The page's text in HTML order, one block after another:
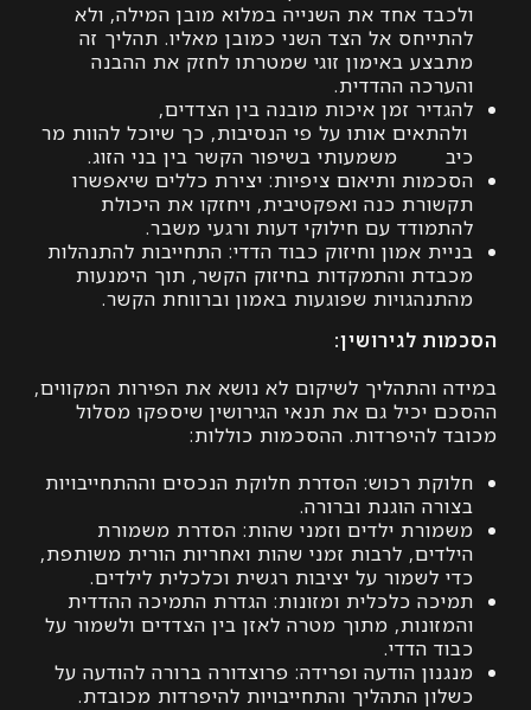
אחד את השנייה במלוא מובן המילה, ולא
אל הצד השני כמובן מאליו. תהליך זה
באימון זוגי שמטרתו לחזק את ההבנה
ההדדית.
זמן איכות מובנה בין הצדדים,
אותו על פי הנסיבות, כך שיוכל להוות מר
משמעותי בשיפור הקשר בין בני הזוג.
ותיאום ציפיות: יצירת כללים שיאפשרו
כנה ואפקטיבית, ויחזקו את היכולת
עם חילוקי דעות ורגעי משבר.
אמון וחיזוק כבוד הדדי: התחייבות להתנהלות
והתמקדות בחיזוק הקשר, תוך הימנעות
שפוגעות באמון וברווחת הקשר.
לגירושין:
והתהליך לשיקום לא נושא את הפירות המקווים,
יכיל גם את תנאי הגירושין שיספקו מסלול
להיפרדות. ההסכמות כוללות:
רכוש: הסדרת חלוקת הנכסים וההתחייבויות
הוגנת וברורה.
ילדים וזמני שהות: הסדרת משמורת
לרבות זמני שהות ואחריות הורית משותפת,
לשמור על יציבות רגשית וכלכלית לילדים.
כלכלית ומזונות: הגדרת התמיכה ההדדית
מתוך מטרה לאזן בין הצדדים ולשמור על
הדדי.
הודעה ופרידה: פרוצדורה ברורה להודעה על
התהליך והתחייבויות להיפרדות מכובדת.